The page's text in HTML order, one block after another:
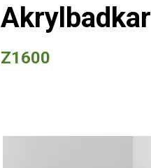
Akrylbadkar
Z1600